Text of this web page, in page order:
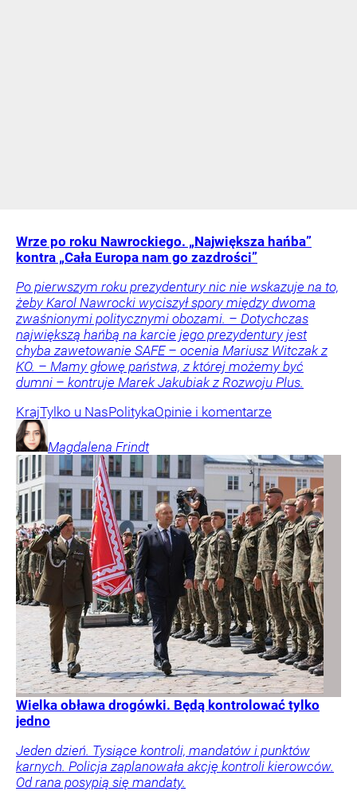
Wrze po roku Nawrockiego. „Największa hańba”
kontra „Cała Europa nam go zazdrości”
Po pierwszym roku prezydentury nic nie wskazuje na to,
żeby Karol Nawrocki wyciszył spory między dwoma
zwaśnionymi politycznymi obozami. – Dotychczas
największą hańbą na karcie jego prezydentury jest
chyba zawetowanie SAFE – ocenia Mariusz Witczak z
KO. – Mamy głowę państwa, z której możemy być
dumni – kontruje Marek Jakubiak z Rozwoju Plus.
KrajTylko u NasPolitykaOpinie i komentarze
Magdalena Frindt
Wielka obława drogówki. Będą kontrolować tylko
jedno
Jeden dzień. Tysiące kontroli, mandatów i punktów
karnych. Policja zaplanowała akcję kontroli kierowców.
Od rana posypią się mandaty.